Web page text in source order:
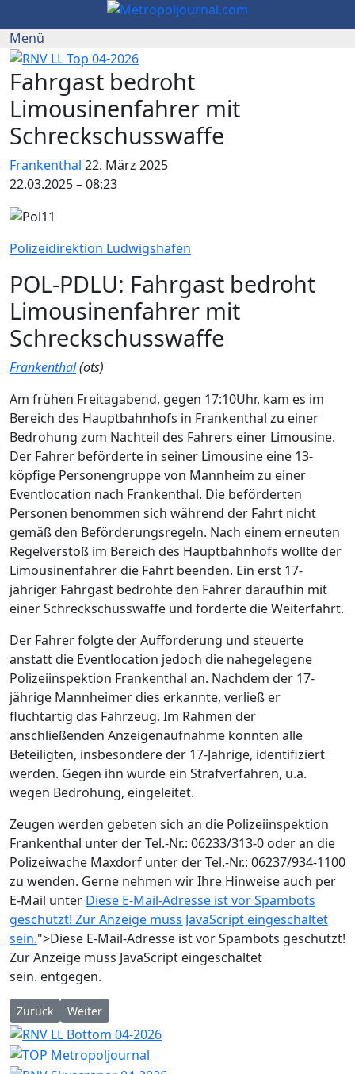
Fahrgast bedroht
Limousinenfahrer mit
Schreckschusswaffe
Frankenthal 22. März 2025
22.03.2025 – 08:23
Polizeidirektion Ludwigshafen
POL-PDLU: Fahrgast bedroht
Limousinenfahrer mit
Schreckschusswaffe
Frankenthal(ots)
Am frühen Freitagabend, gegen 17:10Uhr, kam es im
Bereich des Hauptbahnhofs in Frankenthal zu einer
Bedrohung zum Nachteil des Fahrers einer Limousine.
Der Fahrer beförderte in seiner Limousine eine 13-
köpfige Personengruppe von Mannheim zu einer
Eventlocation nach Frankenthal. Die beförderten
Personen benommen sich während der Fahrt nicht
gemäß den Beförderungsregeln. Nach einem erneuten
Regelverstoß im Bereich des Hauptbahnhofs wollte der
Limousinenfahrer die Fahrt beenden. Ein erst 17-
jähriger Fahrgast bedrohte den Fahrer daraufhin mit
einer Schreckschusswaffe und forderte die Weiterfahrt.
Der Fahrer folgte der Aufforderung und steuerte
anstatt die Eventlocation jedoch die nahegelegene
Polizeiinspektion Frankenthal an. Nachdem der 17-
jährige Mannheimer dies erkannte, verließ er
fluchtartig das Fahrzeug. Im Rahmen der
anschließenden Anzeigenaufnahme konnten alle
Beteiligten, insbesondere der 17-Jährige, identifiziert
werden. Gegen ihn wurde ein Strafverfahren, u.a.
wegen Bedrohung, eingeleitet.
Zeugen werden gebeten sich an die Polizeiinspektion
Frankenthal unter der Tel.-Nr.: 06233/313-0 oder an die
Polizeiwache Maxdorf unter der Tel.-Nr.: 06237/934-1100
zu wenden. Gerne nehmen wir Ihre Hinweise auch per
E-Mail unter Diese E-Mail-Adresse ist vor Spambots
geschützt! Zur Anzeige muss JavaScript eingeschaltet
sein.">Diese E-Mail-Adresse ist vor Spambots geschützt!
Zur Anzeige muss JavaScript eingeschaltet
sein. entgegen.
Vorheriger Beitrag: Taschendiebe in der Innenstadt unterwegs
Zurück Nächster Beitrag: Verkehrsunfall unter Alkohol- und
Weiter